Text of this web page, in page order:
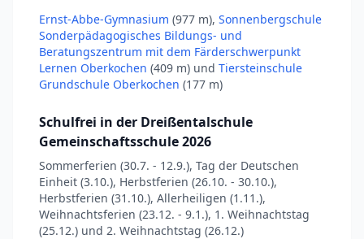
Ernst-Abbe-Gymnasium (977 m), Sonnenbergschule
Sonderpädagogisches Bildungs- und
Beratungszentrum mit dem Färderschwerpunkt
Lernen Oberkochen (409 m) und Tiersteinschule
Grundschule Oberkochen (177 m)
Schulfrei in der Dreißentalschule
Gemeinschaftsschule 2026
Sommerferien (30.7. - 12.9.), Tag der Deutschen
Einheit (3.10.), Herbstferien (26.10. - 30.10.),
Herbstferien (31.10.), Allerheiligen (1.11.),
Weihnachtsferien (23.12. - 9.1.), 1. Weihnachtstag
(25.12.) und 2. Weihnachtstag (26.12.)